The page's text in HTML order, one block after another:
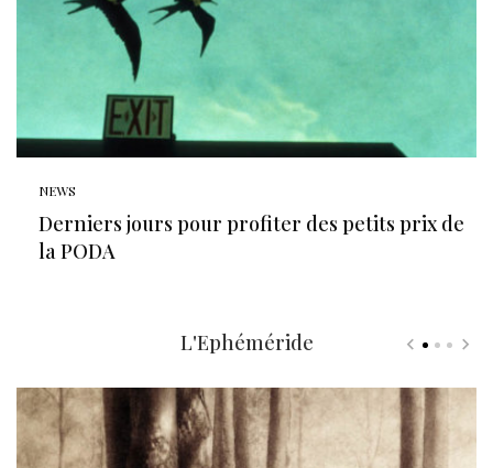
NEWS
Derniers jours pour profiter des petits prix de
la PODA
L'Ephéméride